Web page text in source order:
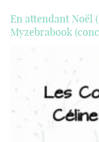
En attendant Noël
Myzebrabook